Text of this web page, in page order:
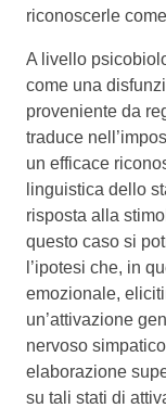
riconoscerle
A livello
come una
proveniente da
traduce
un efficace
linguistica dello
risposta alla
questo caso si
l’ipotesi che, in
emozionale,
un’attivazione
nervoso
elaborazione
su tali stati di